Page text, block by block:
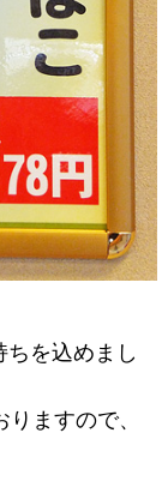
を込めまし
ますので、